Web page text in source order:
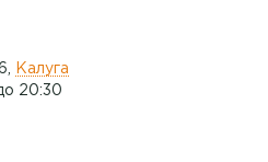
Калуга
20:30